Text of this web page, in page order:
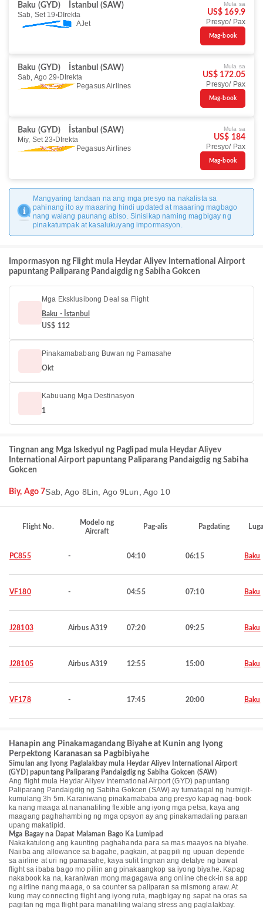
Baku (GYD)
İstanbul (SAW)
Sab, Set 19 DIrekta
AJet
Mula sa
US$ 169.9
Presyo/ Pax
Mag-book
Baku (GYD)
İstanbul (SAW)
Sab, Ago 29 DIrekta
Pegasus Airlines
Mula sa
US$ 172.05
Presyo/ Pax
Mag-book
Baku (GYD)
İstanbul (SAW)
Miy, Set 23 DIrekta
Pegasus Airlines
Mula sa
US$ 184
Presyo/ Pax
Mag-book
Mangyaring tandaan na ang mga presyo na nakalista sa
pahinang ito ay maaaring hindi updated at maaaring magbago
nang walang paunang abiso. Sinisikap naming magbigay ng
pinakatumpak at kasalukuyang impormasyon.
Impormasyon ng Flight mula Heydar Aliyev International Airport
papuntang Paliparang Pandaigdig ng Sabiha Gokcen
Mga Eksklusibong Deal sa Flight
Baku - İstanbul
US$ 112
Pinakamababang Buwan ng Pamasahe
Okt
Kabuuang Mga Destinasyon
1
Tingnan ang Mga Iskedyul ng Paglipad mula Heydar Aliyev
International Airport papuntang Paliparang Pandaigdig ng Sabiha
Gokcen
Biy, Ago 7Sab, Ago 8Lin, Ago 9Lun, Ago 10
Flight No.
Modelo ng
Aircraft
Pag-alis Pagdating
PC855 - 04:10 06:15 Baku
VF180 - 04:55 07:10 Baku
J28103 Airbus A319 07:20 09:25 Baku
J28105 Airbus A319 12:55 15:00 Baku
VF178 - 17:45 20:00 Baku
Hanapin ang Pinakamagandang Biyahe at Kunin ang Iyong
Perpektong Karanasan sa Pagbibiyahe
Simulan ang Iyong Paglalakbay mula Heydar Aliyev International Airport
(GYD) papuntang Paliparang Pandaigdig ng Sabiha Gokcen (SAW)
Ang flight mula Heydar Aliyev International Airport (GYD) papuntang
Paliparang Pandaigdig ng Sabiha Gokcen (SAW) ay tumatagal ng humigit-
kumulang 3h 5m. Karaniwang pinakamababa ang presyo kapag nag-book
ka nang maaga at nananatiling flexible ang iyong mga petsa, kaya ang
maagang paghahambing ng mga opsyon ay ang pinakamadaling paraan
upang makatipid.
Mga Bagay na Dapat Malaman Bago Ka Lumipad
Nakakatulong ang kaunting paghahanda para sa mas maayos na biyahe.
Naiiba ang allowance sa bagahe, pagkain, at pagpili ng upuan depende
sa airline at uri ng pamasahe, kaya sulit tingnan ang detalye ng bawat
flight sa ibaba bago mo piliin ang pinakaangkop sa iyong biyahe. Kapag
nakabook ka na, karaniwan mong magagawa ang online check-in sa app
ng airline nang maaga, o sa counter sa paliparan sa mismong araw. At
kung may connecting flight ang iyong ruta, magbigay ng sapat na oras sa
pagitan ng mga flight para manatiling walang stress ang paglalakbay.